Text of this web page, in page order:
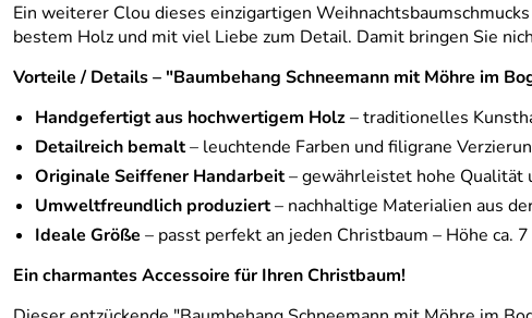
Ein weiterer Clou dieses einzigartigen
bestem Holz und mit viel Liebe zum Detail. Damit bringen Sie
Vorteile / Details – "Baumbehang Schneemann mit Möhre im
Handgefertigt aus hochwertigem Holz– traditionelles
Detailreich bemalt– leuchtende Farben und filigrane
Originale Seiffener Handarbeit– gewährleistet hohe Qualität
Umweltfreundlich produziert– nachhaltige Materialien aus
Ideale Größe – passt perfekt an jeden Christbaum – Höhe ca. 7
Ein charmantes Accessoire für Ihren Christbaum!